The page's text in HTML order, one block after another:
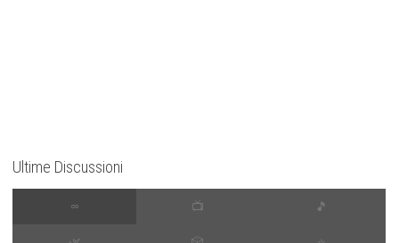
Ultime Discussioni
∞ 📺 🎵